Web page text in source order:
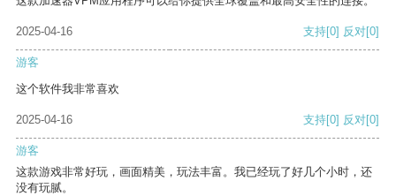
2025-04-16 支持[0] 反对[0]
游客
这个软件我非常喜欢
2025-04-16 支持[0] 反对[0]
游客
这款游戏非常好玩，画面精美，玩法丰富。我已经玩了好几个小时，还
没有玩腻。